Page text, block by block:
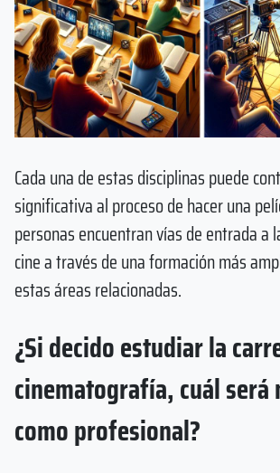
Cada una de estas disciplinas puede
significativa al proceso de hacer una
personas encuentran vías de entrada a
cine a través de una formación más
estas áreas relacionadas.
¿Si decido estudiar la
cinematografía, cuál
como profesional?